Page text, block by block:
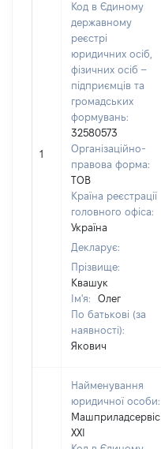
1
Код в Єдиному
державному
реєстрі
юридичних осіб,
фізичних осіб –
підприємців та
громадських
формувань:
32580573
Організаційно-
правова форма:
ТОВ
Країна реєстрації
головного офіса:
Україна
Декларує:
Прізвище:
Квашук
Ім'я:
Олег
По батькові (за
наявності):
Якович
Найменування
юридичної особи:
Машприладсервіс
ХХІ